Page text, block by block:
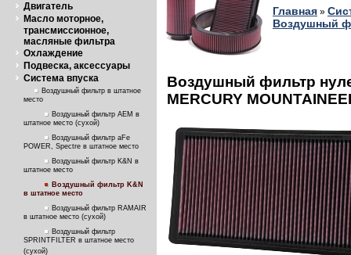
Двигатель
Масло моторное,
трансмиссионное,
масляные фильтра
Охлаждение
Подвеска, аксессуары
Система впуска
Воздушный фильтр в штатное
место
Воздушный фильтр AEM в
штатное место (сухой)
Воздушный фильтр aFe
POWER, Spectre в штатное место
Воздушный фильтр K&N в
штатное место
Воздушный фильтр K&N
в штатное место
Воздушный фильтр RAMAIR
в штатное место (сухой)
Воздушный фильтр
SPRINTFILTER в штатное место
(сухой)
Главная »
Воздушный
Воздушный фильтр
MERCURY